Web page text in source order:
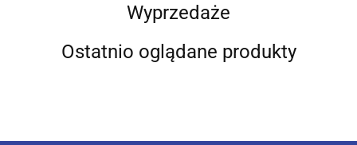
Wyprzedaże
Ostatnio oglądane produkty